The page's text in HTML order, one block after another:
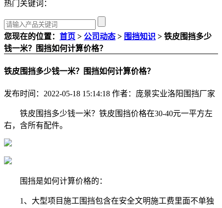
热门关键词：
您现在的位置： 首页 > 公司动态 > 围挡知识 > 铁皮围挡多少
钱一米？围挡如何计算价格？
铁皮围挡多少钱一米？围挡如何计算价格？
发布时间：2022-05-18 15:14:18 作者：庞景实业洛阳围挡厂家
铁皮围挡多少钱一米？铁皮围挡价格在30-40元一平方左
右，含所有配件。
围挡是如何计算价格的：
1、大型项目施工围挡包含在安全文明施工费里面不单独